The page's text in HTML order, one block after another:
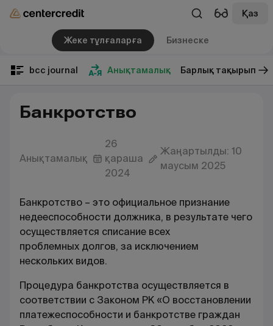
Қаз
Жеке тұлғаларға Бизнеске
bcc journal Анықтамалық Барлық тақырып
Банкротство
Анықтамалық
26
қараша
2024
Жаңартылды: 10
маусым 2025
Банкротство – это официальное признание
недееспособности должника, в результате чего
осуществляется списание всех
проблемных долгов, за исключением
нескольких видов.
Процедура банкротства осуществляется в
соответствии с Законом РК «О восстановлении
платежеспособности и банкротстве граждан